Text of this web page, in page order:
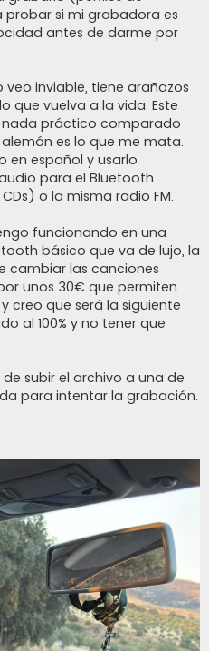
probar si mi grabadora es
antes de darme por
veo inviable, tiene arañazos
que vuelva a la vida. Este
práctico comparado
es lo que me mata.
en español y usarlo
para el Bluetooth
o la misma radio FM.
funcionando en una
básico que va de lujo, la
cambiar las canciones
unos 30€ que permiten
creo que será la siguiente
al 100% y no tener que
subir el archivo a una de
para intentar la grabación.